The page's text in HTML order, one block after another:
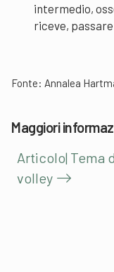
intermedio,
riceve,
Fonte: Annalea
Maggiori
Articolo| Tema
volley